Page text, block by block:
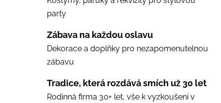
party
Zábava na každou oslavu
Dekorace a doplňky pro nezapomenutelnou
zábavu
Tradice, která rozdává smích už 30 let
Rodinná firma 30+ let, vše k vyzkoušení v